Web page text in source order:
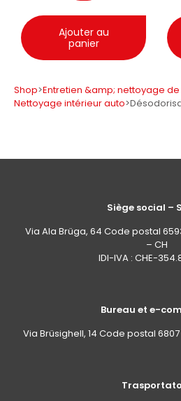
Ajouter au
panier
Shop>Entretien &amp; nettoyage
Nettoyage intérieur auto>
Siège social –
Via Ala Brüga, 64 Code postal
– CH
IDI-IVA : CHE-
Bureau et e-
Via Brüsighell, 14 Code postal